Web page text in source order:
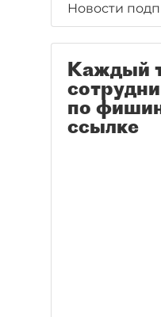
Новости
Каждый
по
ссылке